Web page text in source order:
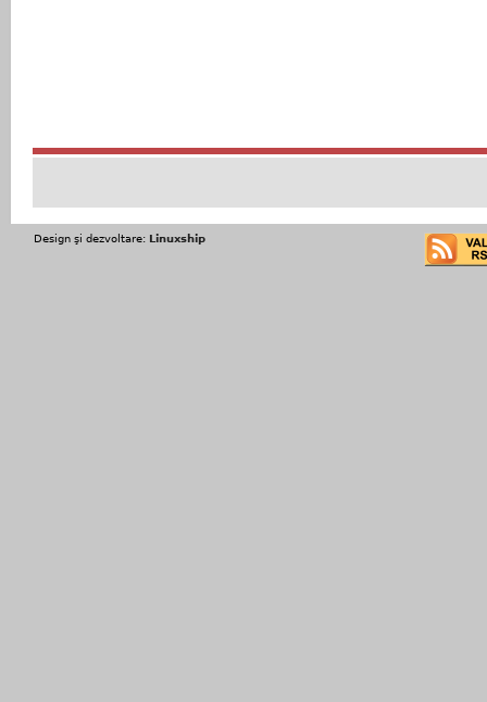
Design şi dezvoltare: Linuxship